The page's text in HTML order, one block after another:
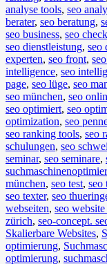
analyse tools, seo
berater, seo beratung,
seo business, seo check
seo dienstleistung, seo
experten, seo front,
intelligence, seo
page, seo lüge, seo
seo münchen, seo
seo optimiert, seo
optimization, seo
seo ranking tools, seo
schulungen, seo
seminar, seo seminare,
münchen, seo test, seo
seo texter, seo
webseiten, seo
zürich, seo-concept.
Skalierbare Websites,
optimierung,
optimierung,